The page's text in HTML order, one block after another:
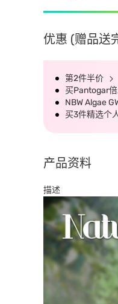
优惠 (赠品送
第2件半价
买Pantogar
NBW Algae
买3件精选个
产品资料
描述